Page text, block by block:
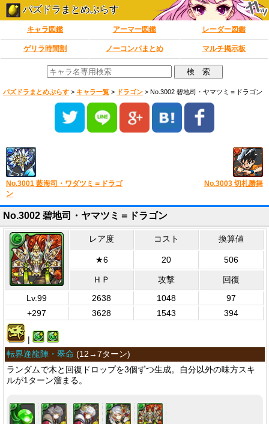
パズドラまとめぷらす
キャラ図鑑 アーマー図鑑 レーダー図鑑
ゲリラ時間割 ノーコンパまとめ マルチ掲示板
パズドラまとめぷらす > キャラ一覧 > ドラゴン > No.3002 碧地司・ヤマツミ＝ドラゴン
No.3001 藍海司・ワダツミ＝ドラゴ
ン
No.3003 切札勝舞
No.3002 碧地司・ヤマツミ＝ドラゴン
レア度 コスト 換算値
★6 20 506
ＨＰ 攻撃
回復
Lv.99
2638 1048
97
+297
3628 1543 394
|
転界逢龍陣・翠命 (12→7ターン)
ランダムで木と回復ドロップを3個ずつ生成。自分以外の味方スキ
ルが1ターン溜まる。